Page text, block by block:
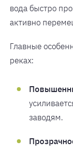
вода быстро
активно
Главные
реках:
заводям.